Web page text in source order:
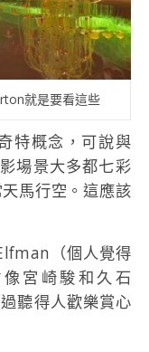
就是要看這些
特概念，可說與
場景大多都七彩
馬行空。這應該
（個人覺得
宮崎駿和久石
聽得人歡樂賞心